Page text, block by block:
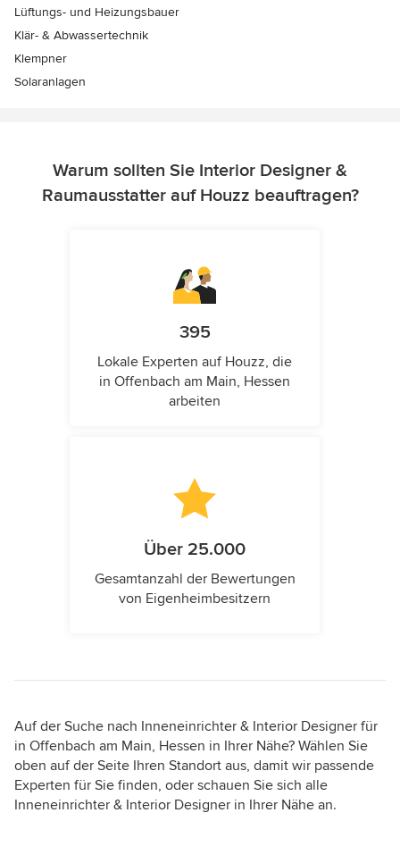
Lüftungs- und Heizungsbauer
Klär- & Abwassertechnik
Klempner
Solaranlagen
Warum sollten Sie Interior Designer &
Raumausstatter auf Houzz beauftragen?
395
Lokale Experten auf Houzz, die
in Offenbach am Main, Hessen
arbeiten
Über 25.000
Gesamtanzahl der Bewertungen
von Eigenheimbesitzern
Auf der Suche nach Inneneinrichter & Interior Designer für
in Offenbach am Main, Hessen in Ihrer Nähe? Wählen Sie
oben auf der Seite Ihren Standort aus, damit wir passende
Experten für Sie finden, oder schauen Sie sich alle
Inneneinrichter & Interior Designer in Ihrer Nähe an.